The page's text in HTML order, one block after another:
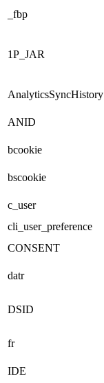
_fbp
1P_JAR
AnalyticsSyncHistory
ANID
bcookie
bscookie
c_user
cli_user_preference
CONSENT
datr
DSID
fr
IDE